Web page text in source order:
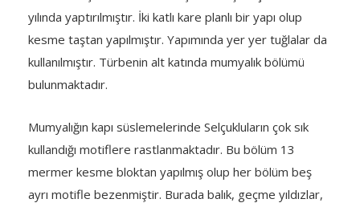
yılında yaptırılmıştır. İki katlı kare planlı bir yapı olup
kesme taştan yapılmıştır. Yapımında yer yer tuğlalar da
kullanılmıştır. Türbenin alt katında mumyalık bölümü
bulunmaktadır.
Mumyalığın kapı süslemelerinde Selçukluların çok sık
kullandığı motiflere rastlanmaktadır. Bu bölüm 13
mermer kesme bloktan yapılmış olup her bölüm beş
ayrı motifle bezenmiştir. Burada balık, geçme yıldızlar,